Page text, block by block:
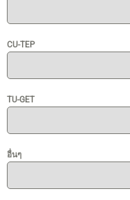
CU-TEP
TU-GET
อื่นๆ